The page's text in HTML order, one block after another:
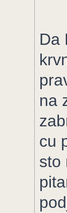
Da
na
cu
sto